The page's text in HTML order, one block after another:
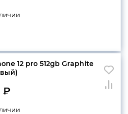
12 pro 512gb Graphite
₽